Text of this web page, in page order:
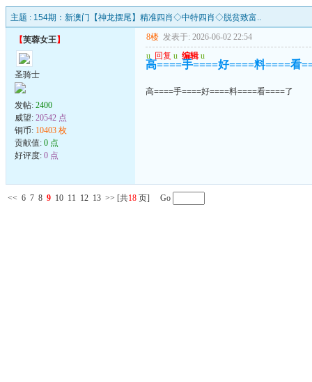
主题 : 154期：新澳门【神龙摆尾】精准四肖◇中特四肖◇脱贫致富..
【芙蓉女王】
圣骑士
发帖: 2400
威望: 20542 点
铜币: 10403 枚
贡献值: 0 点
好评度: 0 点
8楼 发表于: 2026-06-02 22:54
u 回复 u 编辑 u
高====手====好====料====看
高====手====好====料====看====了
<< 6 7 8 9 10 11 12 13 >> [共18 页] Go